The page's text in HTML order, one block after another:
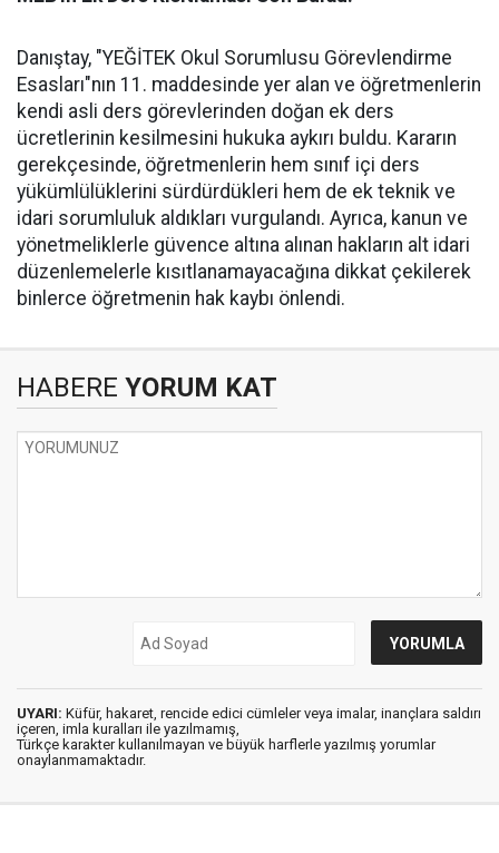
Danıştay, "YEĞİTEK Okul Sorumlusu Görevlendirme
Esasları"nın 11. maddesinde yer alan ve öğretmenlerin
kendi asli ders görevlerinden doğan ek ders
ücretlerinin kesilmesini hukuka aykırı buldu. Kararın
gerekçesinde, öğretmenlerin hem sınıf içi ders
yükümlülüklerini sürdürdükleri hem de ek teknik ve
idari sorumluluk aldıkları vurgulandı. Ayrıca, kanun ve
yönetmeliklerle güvence altına alınan hakların alt idari
düzenlemelerle kısıtlanamayacağına dikkat çekilerek
binlerce öğretmenin hak kaybı önlendi.
HABERE YORUM KAT
UYARI: Küfür, hakaret, rencide edici cümleler veya imalar, inançlara saldırı
içeren, imla kuralları ile yazılmamış,
Türkçe karakter kullanılmayan ve büyük harflerle yazılmış yorumlar
onaylanmamaktadır.